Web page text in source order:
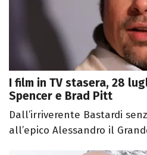
I film in TV stasera, 28
Spencer e Brad Pitt
Dall’irriverente Bastardi
all’epico Alessandro il